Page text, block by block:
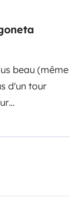
beau (même
d'un tour
petit
jouer ....
rentrer à